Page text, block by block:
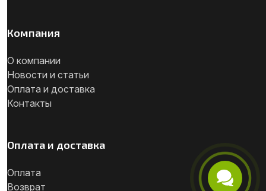
Компания
О компании
Новости и статьи
Оплата и доставка
Контакты
Оплата и доставка
Оплата
Возврат